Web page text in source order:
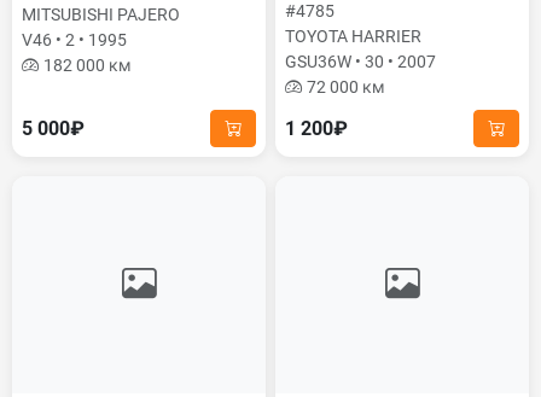
MITSUBISHI PAJERO
V46 • 2 • 1995
182 000 км
5 000₽
#4785
TOYOTA HARRIER
GSU36W • 30 • 2007
72 000 км
1 200₽